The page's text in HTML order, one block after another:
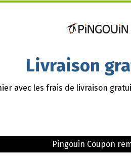
Livraison
avec les frais de livraison
Pingouin Coupon